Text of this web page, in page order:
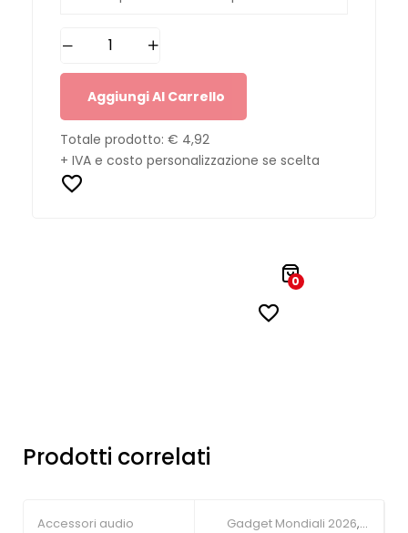
Aggiungi Al Carrello
Totale prodotto: € 4,92
+ IVA e costo personalizzazione se scelta
0
Prodotti correlati
Accessori audio Gadget Mondiali 2026,